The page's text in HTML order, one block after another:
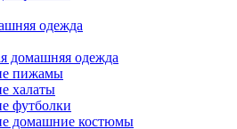
одежда
домашняя одежда
пижамы
халаты
футболки
домашние костюмы